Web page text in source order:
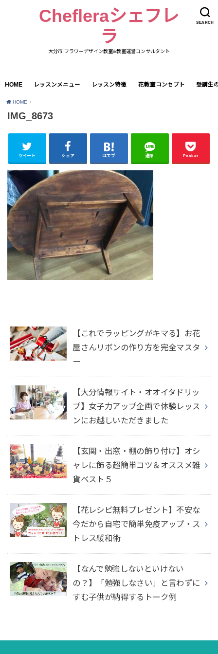
SEARCH
Chefleraシェフレ
ラ
大分市 フラワーデザイン教室&教室運営コンサルタント
HOME レッスンメニュー レッスン特徴 花教室コンセプト 受講生
HOME
IMG_8673
ツイート シェア はてブ 送る Pocket
【これでラッピングがキマる】お花
屋さんリボンの作り方を完全マスタ
ー
【大分情報サイト・オオイタドリッ
プ】女子力アップ企画で体験レッス
ンにお越しいただきました
【玄関・出窓・棚の飾り付け】オシ
ャレに飾る超簡単コツ＆オススメ雑
貨ベスト５
【花レシピ無料プレゼント】不安な
今だから自宅で簡単免疫アップ・ス
トレス緩和術
【なんで勉強しないといけない
の？】「勉強しなさい」と言わずに
すむ子供が納得するトーク例